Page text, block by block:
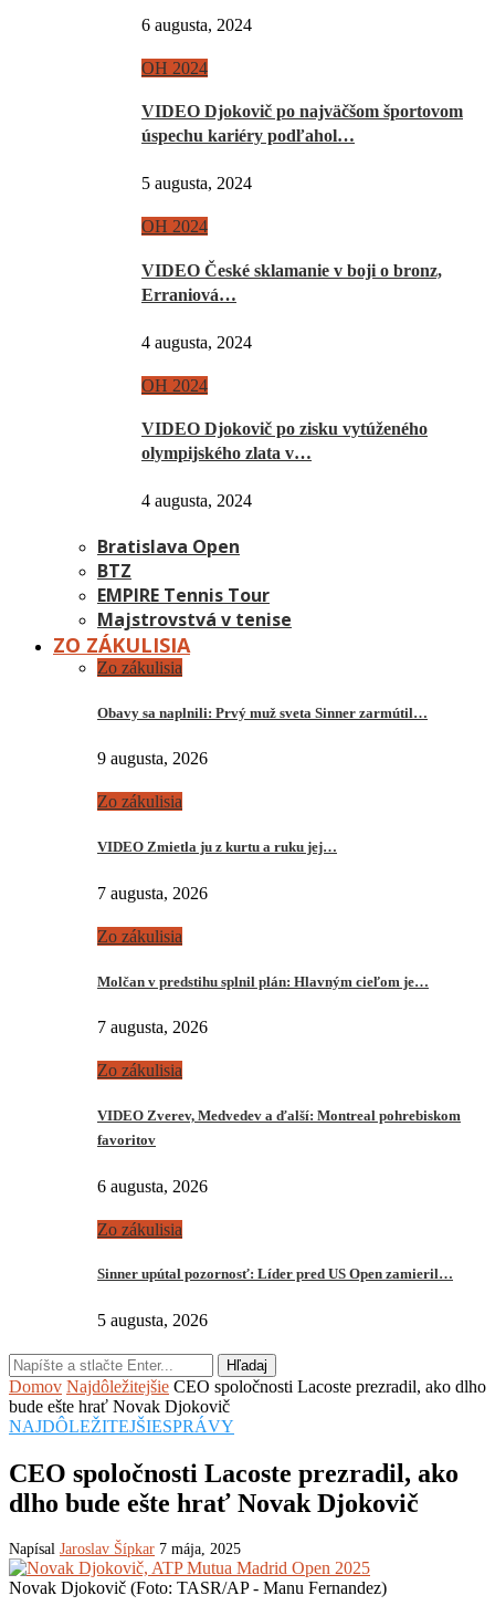
6 augusta, 2024
OH 2024
VIDEO Djokovič po najväčšom športovom
úspechu kariéry podľahol…
5 augusta, 2024
OH 2024
VIDEO České sklamanie v boji o bronz,
Erraniová…
4 augusta, 2024
OH 2024
VIDEO Djokovič po zisku vytúženého
olympijského zlata v…
4 augusta, 2024
Bratislava Open
BTZ
EMPIRE Tennis Tour
Majstrovstvá v tenise
ZO ZÁKULISIA
Zo zákulisia
Obavy sa naplnili: Prvý muž sveta Sinner zarmútil…
9 augusta, 2026
Zo zákulisia
VIDEO Zmietla ju z kurtu a ruku jej…
7 augusta, 2026
Zo zákulisia
Molčan v predstihu splnil plán: Hlavným cieľom je…
7 augusta, 2026
Zo zákulisia
VIDEO Zverev, Medvedev a ďalší: Montreal pohrebiskom
favoritov
6 augusta, 2026
Zo zákulisia
Sinner upútal pozornosť: Líder pred US Open zamieril…
5 augusta, 2026
Hľadaj
Domov Najdôležitejšie CEO spoločnosti Lacoste prezradil, ako dlho
bude ešte hrať Novak Djokovič
NAJDÔLEŽITEJŠIESPRÁVY
CEO spoločnosti Lacoste prezradil, ako
dlho bude ešte hrať Novak Djokovič
Napísal Jaroslav Šípkar 7 mája, 2025
Novak Djokovič (Foto: TASR/AP - Manu Fernandez)